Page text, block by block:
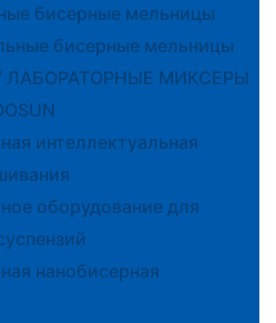
бисерные мельницы
бисерные мельницы
ЛАБОРАТОРНЫЕ МИКСЕРЫ
интеллектуальная
оборудование для
нанобисерная